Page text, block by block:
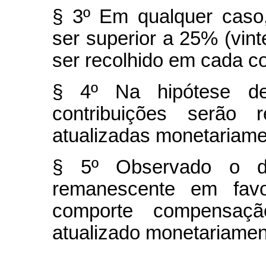
§ 3º Em qualquer
ser superior a 25%
ser recolhido em cada
§ 4º Na hipótese
contribuições serão
atualizadas
§ 5º Observado o
remanescente em
comporte
atualizado